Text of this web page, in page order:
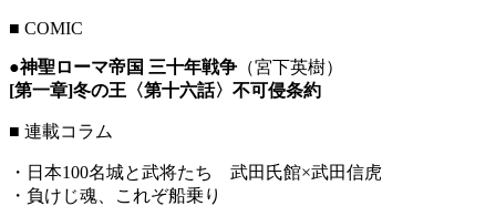
■ COMIC
●神聖ローマ帝国 三十年戦争 （宮下英樹）
[第一章]冬の王〈第十六話〉不可侵条約
■ 連載コラム
・日本100名城と武将たち 武田氏館×武田信虎
・負けじ魂、これぞ船乗り